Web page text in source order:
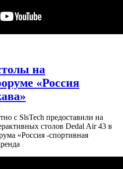
на
«Россия
с SlsTech предоставили на
столов Dedal Air 43 в
«Россия -спортивная